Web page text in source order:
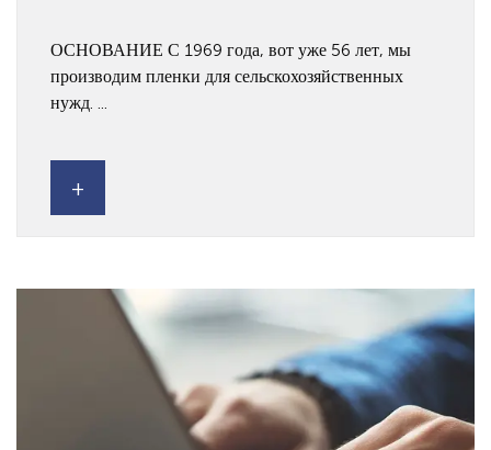
ОСНОВАНИЕ С 1969 года, вот уже 56 лет, мы
производим пленки для сельскохозяйственных
нужд. ...
+